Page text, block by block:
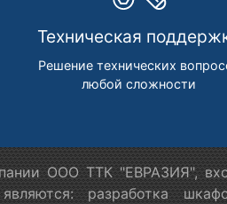
Техническая
Решение технических
любой сложности
ООО ТТК "ЕВРАЗИЯ",
разработка